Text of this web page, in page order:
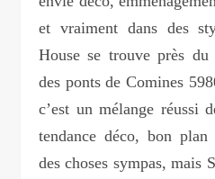
et vraiment dans des
House se trouve près
des ponts de Comines
c’est un mélange réussi
tendance déco, bon
des choses sympas, mais